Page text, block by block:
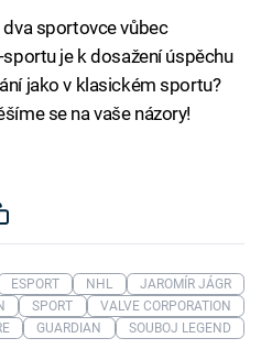
dva sportovce vůbec
je k dosažení úspěchu
jako v klasickém sportu?
se na vaše názory!
ESPORT NHL
JAROMÍR JÁGR
SPORT
VALVE CORPORATION
GUARDIAN SOUBOJ LEGEND